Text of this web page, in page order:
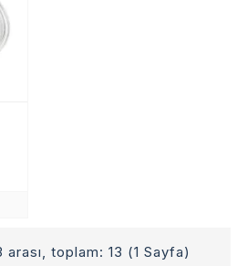
arası, toplam: 13 (1 Sayfa)